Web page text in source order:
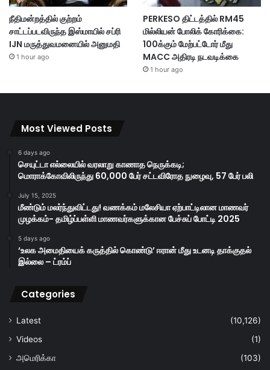
நீதிமன்றத்தில் குற்றம்
சாட்டப்படவிருந்த இஸ்மாயில் சப்ரி
IJN மருத்துவமனையில் அனுமதி
1 hour ago
PERKESO திட்டத்தில் RM45
மில்லியன் போலிக் கோரிக்கை:
100க்கும் மேற்பட்டோர் மீது
MACC அதிரடி நடவடிக்கை
1 hour ago
Most Viewed Posts
6 days ago
செயுட்டா எல்லையில் வரலாறு காணாத நெருக்கடி;
மொராக்கோவிலிருந்து 60,000 பேர் சட்டவிரோத நுழைவு, 57 பேர் பலி
July 15, 2025
மீண்டும் மலர்ந்துவிட்டது! வணக்கம் மலேசியா ஏற்பாட்டிலான மாணவர்
முழக்கம்- தமிழ்ப்பள்ளி மாணவர்களுக்கான பேச்சுப் போட்டி 2025
5 days ago
‘உலக அமைதியைக் கருத்தில் கொண்டு’ ஈரான் மீது உடனடி தாக்குதல்
இல்லை – ட்ரம்ப்
Categories
Latest
(10,126)
Videos
(1)
அமெரிக்கா
(103)